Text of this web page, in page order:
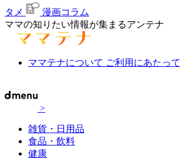
タメ
漫画コラム
ママの知りたい情報が集まるアンテナ
ママテナについて ご利用にあたって
>
雑貨・日用品
食品・飲料
健康